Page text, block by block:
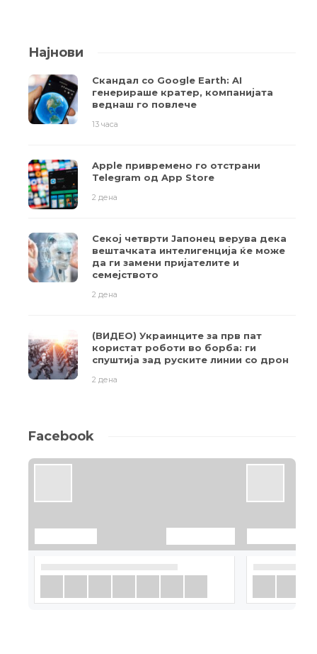
Најнови
Скандал со Google Earth: AI
генерираше кратер, компанијата
веднаш го повлече
13 часа
Apple привремено го отстрани
Telegram од App Store
2 дена
Секој четврти Јапонец верува дека
вештачката интелигенција ќе може
да ги замени пријателите и
семејството
2 дена
(ВИДЕО) Украинците за прв пат
користат роботи во борба: ги
спуштија зад руските линии со дрон
2 дена
Facebook